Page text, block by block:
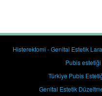
Histerektomi - Genital Estetik Lara
Pubis
Türkiye Pubis
Genital Estetik